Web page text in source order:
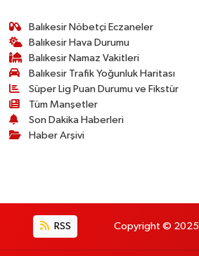
Balıkesir Nöbetçi Eczaneler
Balıkesir Hava Durumu
Balıkesir Namaz Vakitleri
Balıkesir Trafik Yoğunluk Haritası
Süper Lig Puan Durumu ve Fikstür
Tüm Manşetler
Son Dakika Haberleri
Haber Arşivi
RSS Copyright © 2025.